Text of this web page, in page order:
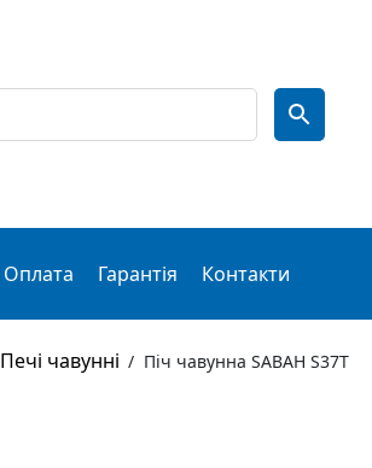
Оплата Гарантія Контакти
Печі чавунні / Піч чавунна SABAH S37T